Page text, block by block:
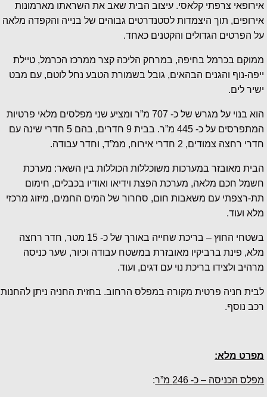
אירופאי צרפתי קלאסי. עיצוב הבית שאב את השראתו מארמונות
אירופים, תוך היצמדות לסטנדרטים גבוהים של בנייה והקפדה מלאה
על הפרטים הגדולים והקטנים כאחד.
ממוקם בכרמל בחיפה, במרחק הליכה קצר ממרכז הכרמל, טיילת
ייפה-נוף והגנים הבהאים, גובל בשמורת הטבע נחל לוטם, עם מבט
ישיר לים.
הוא בנוי על מגרש של כ- 707 מ”ר ומציע שני מפלסים מלאי פרטיות
המתפרסים על כ- 445 מ”ר. בבית 9 חדרים, בהם 5 חדרי שינה עם
חדרי רחצה צמודים, 2 חדרי אירוח, ממ”ד, וחדר עבודה.
הבית מאובזר במערכות משוכללות הכוללות בין השאר: מערכת
חשמל חכם מלאה, מערכת הפצת וידיאו ואודיו בכבלים, חימום
תת-רצפתי עם משאבות חום, סחרור של המים החמים, מיזוג מרכזי
מלא ועוד.
בשטחי החוץ – בריכת שחייה באורך של כ- 15 מטר, חדר רחצה
מלא, פינת ברביקיו מאובזרת במשטח עבודה וכיור, שער כניסה
מרהיב ולצידו בריכת נוי עם דגים, ועוד.
לבית חניה פרטית מקורה במפלס הרחוב. בחזית החניה ניתן להחנות
רכב נוסף.
מפרט מלא:
מפלס הכניסה – כ- 246 מ”ר :